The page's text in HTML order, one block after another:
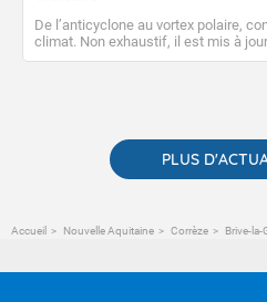
De l’anticyclone au vortex polaire,
climat. Non exhaustif, il est mis à
publications. Vous y trouverez
PLUS
Accueil Nouvelle Aquitaine Corrèze Brive-la-